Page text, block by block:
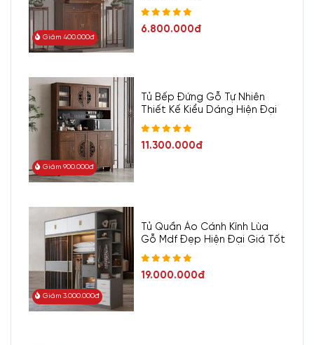
Giảm 400.000đ
6.800.000đ
Giảm 900.000đ
Tủ Bếp Đứng Gỗ Tự Nhiên
Thiết Kế Kiểu Dáng Hiện Đại
11.300.000đ
Giảm 3.000.000đ
Tủ Quần Áo Cánh Kính Lùa
Gỗ Mdf Đẹp Hiện Đại Giá Tốt
19.000.000đ